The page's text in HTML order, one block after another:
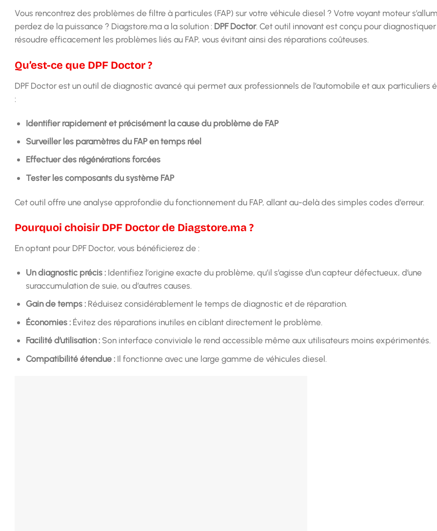
Vous rencontrez des problèmes de filtre à particules (FAP) sur votre véhicule diesel ? Votre voyant moteur
perdez de la puissance ? Diagstore.ma a la solution : DPF Doctor. Cet outil innovant est conçu pour
résoudre efficacement les problèmes liés au FAP, vous évitant ainsi des réparations coûteuses.
Qu’est-ce que DPF Doctor ?
DPF Doctor est un outil de diagnostic avancé qui permet aux professionnels de l’automobile et aux particuliers
:
Identifier rapidement et précisément la cause du problème de FAP
Surveiller les paramètres du FAP en temps réel
Effectuer des régénérations forcées
Tester les composants du système FAP
Cet outil offre une analyse approfondie du fonctionnement du FAP, allant au-delà des simples codes d’erreur.
Pourquoi choisir DPF Doctor de Diagstore.ma ?
En optant pour DPF Doctor, vous bénéficierez de :
Un diagnostic précis :Identifiez l’origine exacte du problème, qu’il s’agisse d’un capteur défectueux, d’une
suraccumulation de suie, ou d’autres causes.
Gain de temps :Réduisez considérablement le temps de diagnostic et de réparation.
Économies :Évitez des réparations inutiles en ciblant directement le problème.
Facilité d’utilisation :Son interface conviviale le rend accessible même aux utilisateurs moins expérimentés.
Compatibilité étendue :Il fonctionne avec une large gamme de véhicules diesel.